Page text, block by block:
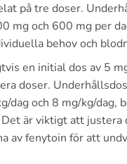
på tre doser.
mg och 600 mg per
behov och
en initial dos av 5
doser.
dag och 8 mg/kg/dag,
är viktigt att justera
av fenytoin för att